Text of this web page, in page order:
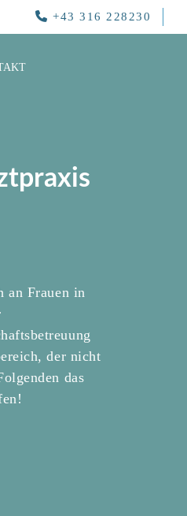
 +43 316 228230
an Frauen in
der nicht
das